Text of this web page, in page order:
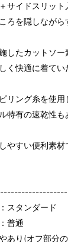
サイドスリッ
ろを隠しながら
したカットソー
く快適に着てい
リング糸を使用
特有の速乾性
やすい便利素材
スタンダード
普通
あり(オフ部分